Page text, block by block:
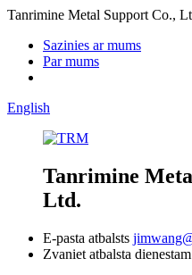
Tanrimine Metal Support Co.,
Sazinies ar mums
Par mums
English
Tanrimine
Ltd.
E-pasta atbalsts
Zvaniet atbalsta dienestam